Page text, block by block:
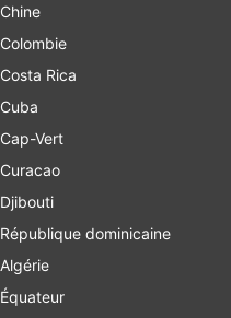
Chine
Colombie
Costa Rica
Cuba
Cap-Vert
Curacao
Djibouti
République dominicaine
Algérie
Équateur